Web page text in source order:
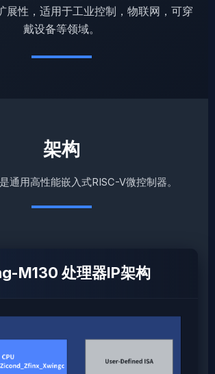
展性，适用于工业控制，物联网，可穿
戴设备等领域。
架构
通用高性能嵌入式RISC-V微控制器。
M130 处理器IP架构